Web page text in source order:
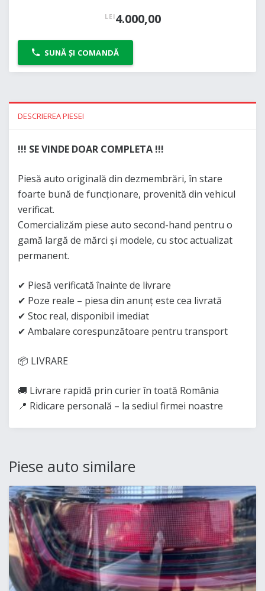
LEI4.000,00
SUNĂ ȘI COMANDĂ
DESCRIEREA PIESEI
!!! SE VINDE DOAR COMPLETA !!!
Piesă auto originală din dezmembrări, în stare
foarte bună de funcționare, provenită din vehicul
verificat.
Comercializăm piese auto second-hand pentru o
gamă largă de mărci și modele, cu stoc actualizat
permanent.
✔ Piesă verificată înainte de livrare
✔ Poze reale – piesa din anunț este cea livrată
✔ Stoc real, disponibil imediat
✔ Ambalare corespunzătoare pentru transport
📦 LIVRARE
🚚 Livrare rapidă prin curier în toată România
📍 Ridicare personală – la sediul firmei noastre
Piese auto similare